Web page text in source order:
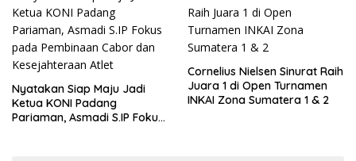
Nyatakan Siap Maju Jadi
Ketua KONI Padang
Pariaman, Asmadi S.IP Fokus
Cornelius Nielsen Sinurat Raih
Juara 1 di Open Turnamen
INKAI Zona Sumatera 1 & 2